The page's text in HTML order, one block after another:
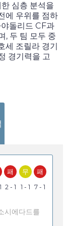
심층 분석을
에 우위를 점하
돌리드 CF과
, 두 팀 모두 중
세 조릴라 경기
경기력을 고
패
2 - 1
무
1 - 1
패
7 - 1
시에다드를